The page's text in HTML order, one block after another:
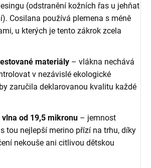
(odstranění kožních řas u jehňat
Cosilana používá plemena s méně
u kterých je tento zákrok zcela
materiály – vlákna nechává
v nezávislé ekologické
zaručila deklarovanou kvalitu každé
vlna od 19,5 mikronu – jemnost
tou nejlepší merino přízí na trhu, díky
nekouše ani citlivou dětskou